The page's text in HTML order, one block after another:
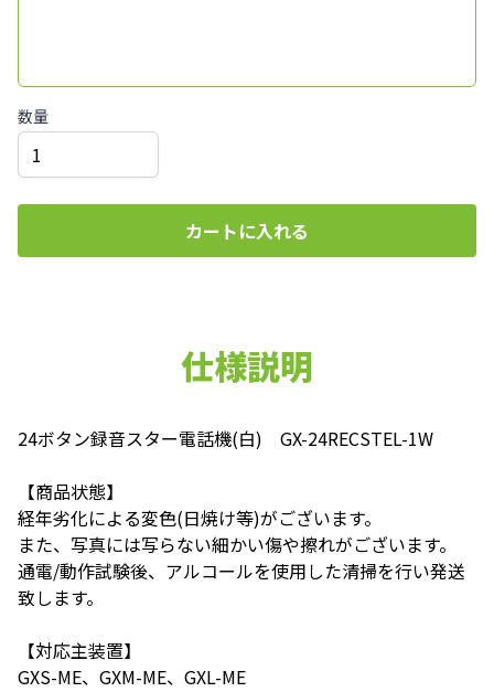
数量
カートに入れる
仕様説明
24ボタン録音スター電話機(白) GX-24RECSTEL-1W
【商品状態】
経年劣化による変色(日焼け等)がございます。
また、写真には写らない細かい傷や擦れがございます。
通電/動作試験後、アルコールを使用した清掃を行い発送
致します。
【対応主装置】
GXS-ME、GXM-ME、GXL-ME